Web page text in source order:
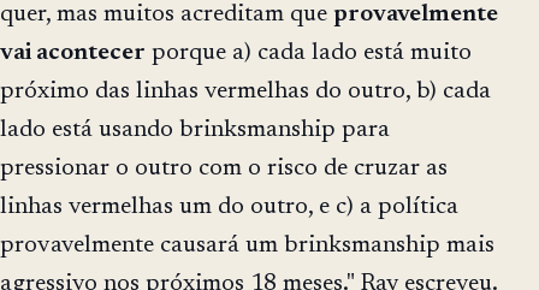
quer, mas muitos acreditam que provavelmente
vai acontecer porque a) cada lado está muito
próximo das linhas vermelhas do outro, b) cada
lado está usando brinksmanship para
pressionar o outro com o risco de cruzar as
linhas vermelhas um do outro, e c) a política
provavelmente causará um brinksmanship mais
agressivo nos próximos 18 meses." Ray escreveu.